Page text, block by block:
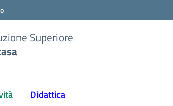
Superiore
Didattica